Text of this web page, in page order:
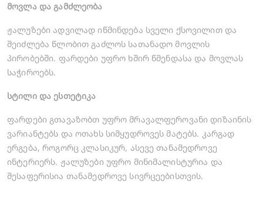
მოვლა და გამძლეობა
ჟალუზები ადვილად იწმინდება სველი ქსოვილით და
შეიძლება წლობით გაძლოს სათანადო მოვლის
პირობებში. ფარდები უფრო ხშირ წმენდასა და მოვლას
საჭიროებს.
სტილი და ესთეტიკა
ფარდები გთავაზობთ უფრო მრავალფეროვანი დიზაინის
ვარიანტებს და ოთახს სიმყუდროვეს მატებს. კარგად
ერგება, როგორც კლასიკურ, ასევე თანამედროვე
ინტერიერს. ჟალუზები უფრო მინიმალისტურია და
შესაფერისია თანამედროვე სივრცეებისთვის.